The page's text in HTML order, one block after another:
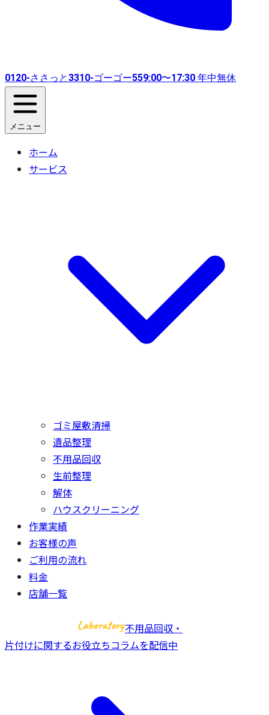
0120-ささっと3310-ゴーゴー559:00〜17:30 年中無休
メニュー
ホーム
サービス
ゴミ屋敷清掃
遺品整理
不用品回収
生前整理
解体
ハウスクリーニング
作業実績
お客様の声
ご利用の流れ
料金
店舗一覧
不用品回収・
片付けに関するお役立ちコラムを配信中